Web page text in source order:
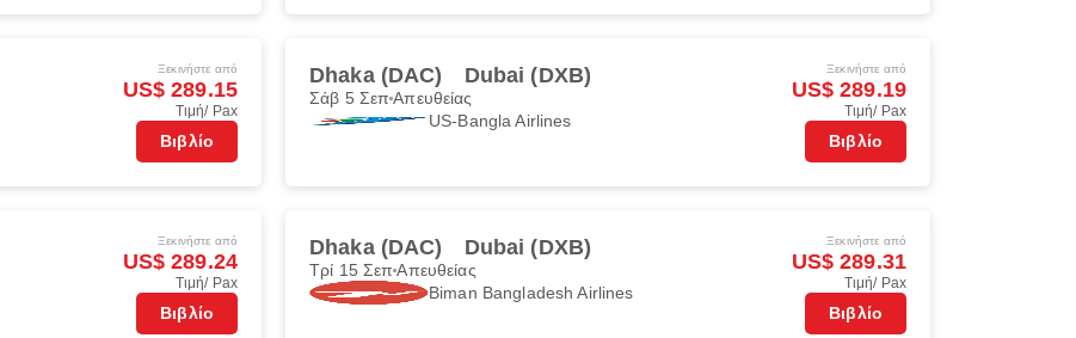
Ξεκινήστε από
US$ 289.15
Τιμή/ Pax
Βιβλίο
Dhaka (DAC) Dubai (DXB)
Σάβ 5 ΣεπΑπευθείας
US-Bangla Airlines
Ξεκινήστε από
US$ 289.19
Τιμή/ Pax
Βιβλίο
Ξεκινήστε από
US$ 289.24
Τιμή/ Pax
Βιβλίο
Dhaka (DAC) Dubai (DXB)
Τρί 15 ΣεπΑπευθείας
Biman Bangladesh Airlines
Ξεκινήστε από
US$ 289.31
Τιμή/ Pax
Βιβλίο